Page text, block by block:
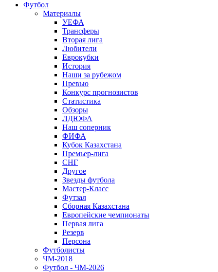
Футбол
Материалы
УЕФА
Трансферы
Вторая лига
Любители
Еврокубки
История
Наши за рубежом
Превью
Конкурс прогнозистов
Статистика
Обзоры
ЛДЮФА
Наш соперник
ФИФА
Кубок Казахстана
Премьер-лига
СНГ
Другое
Звезды футбола
Мастер-Класс
Футзал
Сборная Казахстана
Европейские чемпионаты
Первая лига
Резерв
Персона
Футболисты
ЧМ-2018
Футбол - ЧМ-2026